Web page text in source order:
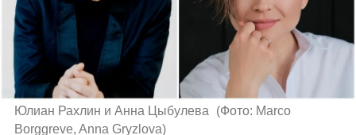
Юлиан Рахлин и Анна Цыбулева (Фото: Marco
Borggreve, Anna Gryzlova)